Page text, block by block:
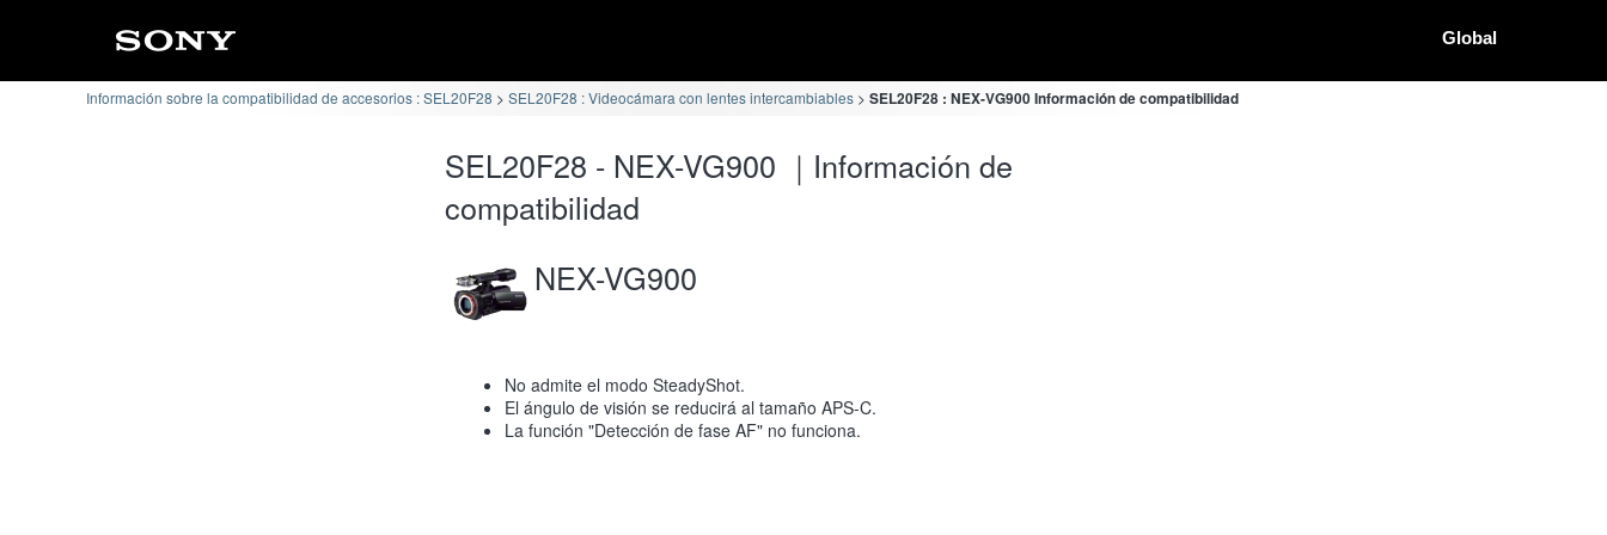
Global
Información sobre la compatibilidad de accesorios : SEL20F28 SEL20F28 : Videocámara con lentes intercambiables SEL20F28 : NEX-VG900 Información de compatibilidad
SEL20F28 - NEX-VG900 ｜Información de
compatibilidad
NEX-VG900
No admite el modo SteadyShot.
El ángulo de visión se reducirá al tamaño APS-C.
La función "Detección de fase AF" no funciona.